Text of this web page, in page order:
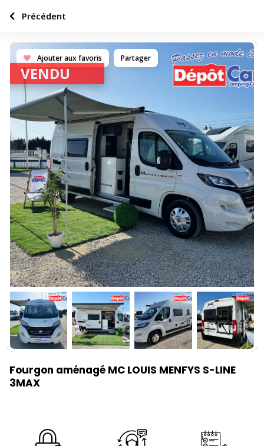
Ajouter aux favoris Partager
VENDU
Fourgon aménagé MC LOUIS MENFYS S-LINE
3MAX
Précédent